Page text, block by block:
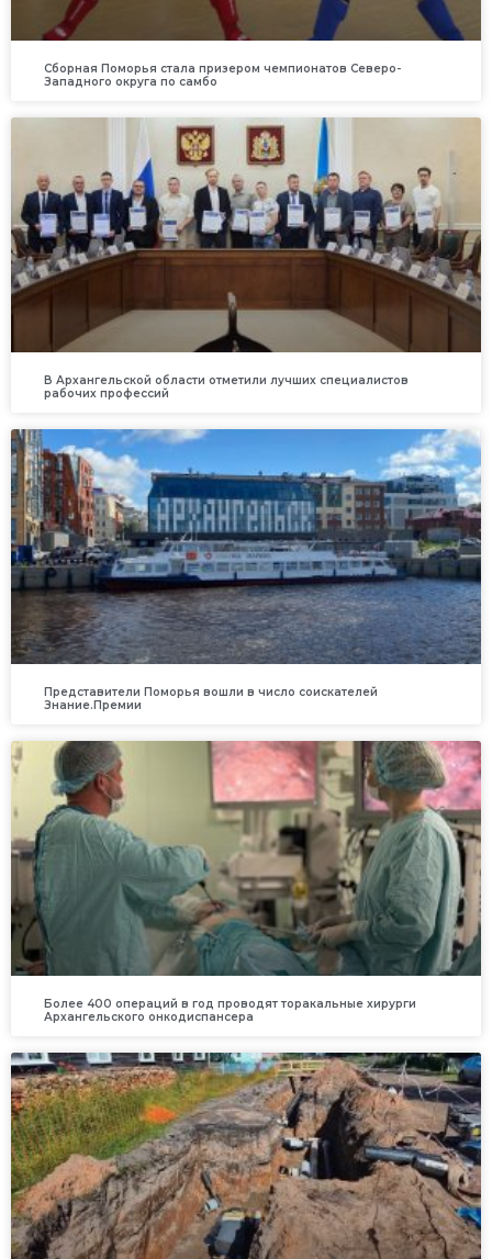
Сборная Поморья стала призером чемпионатов Северо-
Западного округа по самбо
В Архангельской области отметили лучших специалистов
рабочих профессий
Представители Поморья вошли в число соискателей
Знание.Премии
Более 400 операций в год проводят торакальные хирурги
Архангельского онкодиспансера